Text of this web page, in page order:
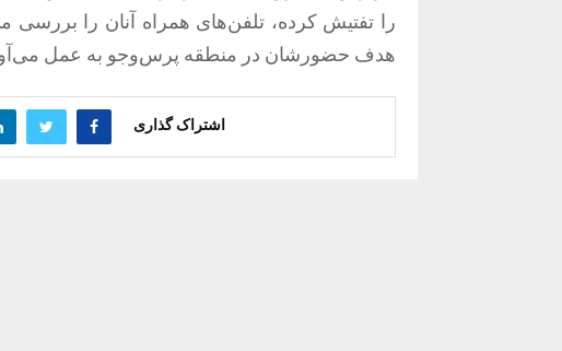
را تفتیش کرده، تلفن‌های همراه آنان را
هدف حضورشان در منطقه پرس‌وجو به عمل
اشتراک گذاری